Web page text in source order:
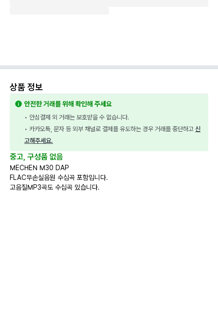
상품 정보
안전한 거래를 위해 확인해 주세요
• 안심결제 외 거래는 보호받을 수 없습니다.
• 카카오톡, 문자 등 외부 채널로 결제를 유도하는 경우 거래를 중단하고 신
고해주세요.
중고, 구성품 없음
MECHEN M30 DAP
FLAC무손실음원 수십곡 포함입니다.